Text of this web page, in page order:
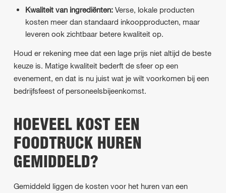
Kwaliteit van ingrediënten:Verse, lokale producten
kosten meer dan standaard inkoopproducten, maar
leveren ook zichtbaar betere kwaliteit op.
Houd er rekening mee dat een lage prijs niet altijd de beste
keuze is. Matige kwaliteit bederft de sfeer op een
evenement, en dat is nu juist wat je wilt voorkomen bij een
bedrijfsfeest of personeelsbijeenkomst.
HOEVEEL KOST EEN
FOODTRUCK HUREN
GEMIDDELD?
Gemiddeld liggen de kosten voor het huren van een